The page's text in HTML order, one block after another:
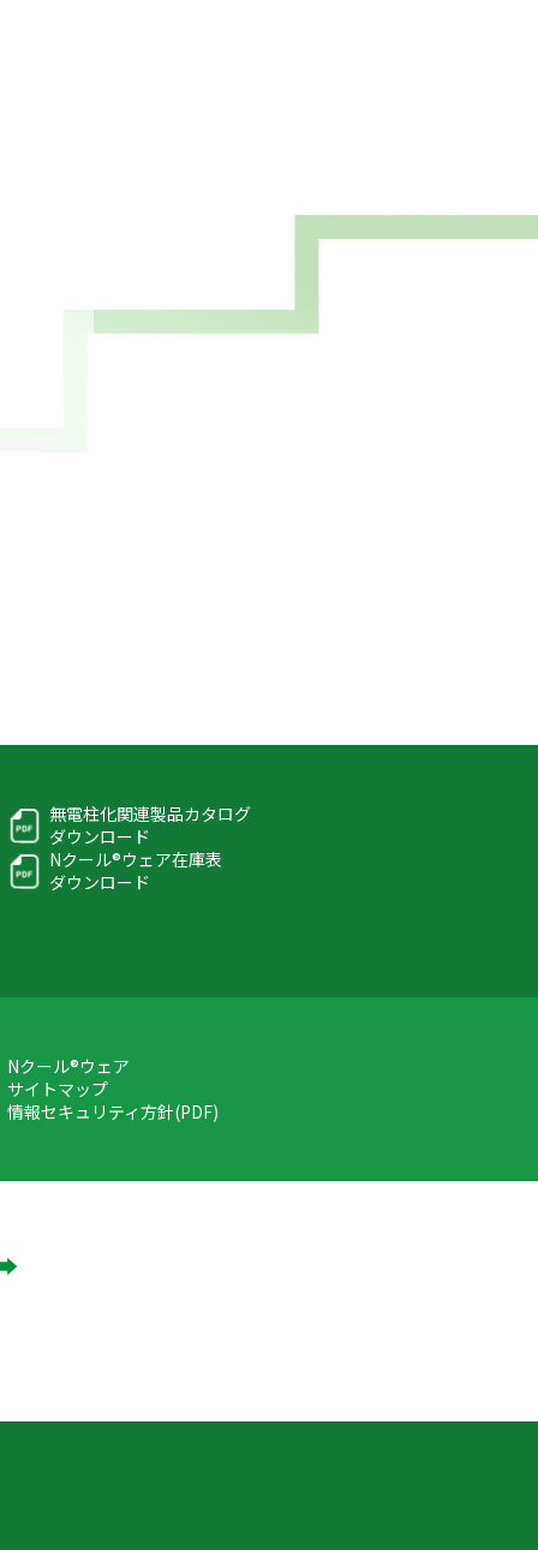
無電柱化関連製品カタログ
ダウンロード
Nクール®ウェア在庫表
ダウンロード
Nクール®ウェア
サイトマップ
情報セキュリティ方針(PDF)